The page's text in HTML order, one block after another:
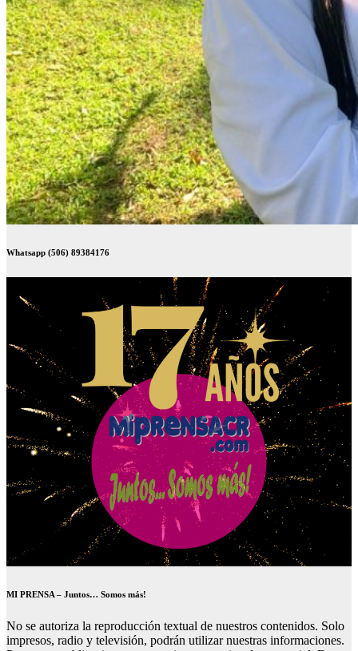
Whatsapp (506) 89384176
MI PRENSA – Juntos… Somos más!
No se autoriza la reproducción textual de nuestros contenidos. Solo
impresos, radio y televisión, podrán utilizar nuestras informaciones.